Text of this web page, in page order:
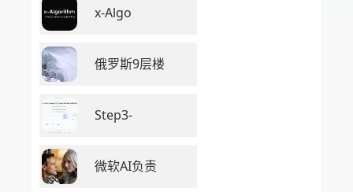
x-Algo
俄罗斯9层楼
Step3-
微软AI负责